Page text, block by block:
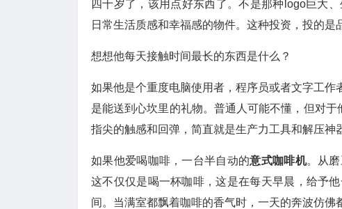
四十岁了，该用点好东西了。不是那种logo巨大
日常生活质感和幸福感的物件。这种投资，投的是
想想他每天接触时间最长的东西是什么？
如果他是个重度电脑使用者，程序员或者文字工作
是能送到心坎里的礼物。普通人可能不懂，但对
指尖的触感和回弹，简直就是生产力工具和解压神
如果他爱喝咖啡，一台半自动的意式咖啡机。从
这不仅仅是喝一杯咖啡，这是在每天早晨，给予
间。当满室都飘着咖啡的香气时，一天的奔波仿佛